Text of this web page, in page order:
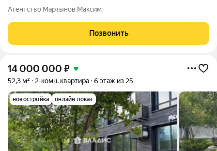
СТОИМОСТЬ квартиры в этом районе? Ищите квартиру с
ГАРАНТИЕЙ БЕЗОПАСНОСТИ? Тогда эта КВАРТИРА ДЛЯ ВАС!
Однокомнатная квартира, расположенная по адресу:
Агентство Мартынов Максим
Позвонить
14 000 000 ₽
52,3 м² 2-комн. квартира 6 этаж из 25
новостройка онлайн показ